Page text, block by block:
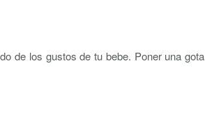
de los gustos de tu bebe. Poner una gota